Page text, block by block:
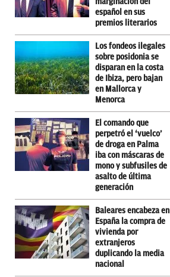
español en sus
premios literarios
Los fondeos ilegales
sobre posidonia se
disparan en la costa
de Ibiza, pero bajan
en Mallorca y
Menorca
El comando que
perpetró el ‘vuelco’
de droga en Palma
iba con máscaras de
mono y subfusiles de
asalto de última
generación
Baleares encabeza en
España la compra de
vivienda por
extranjeros
duplicando la media
nacional